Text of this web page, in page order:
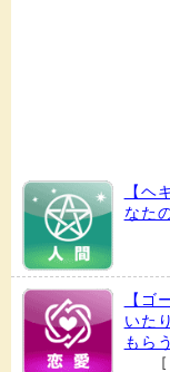
【
なた
【
いた
もら
[